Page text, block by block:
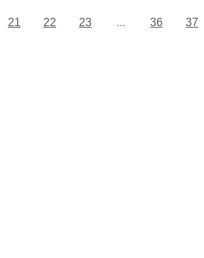
21 22 23 ... 36 37